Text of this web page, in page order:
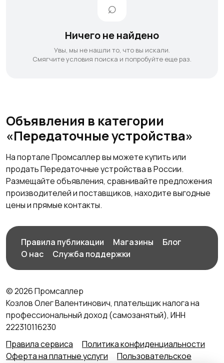
Ничего не найдено
Увы, мы не нашли то, что вы искали.
Смягчите условия поиска и попробуйте еще раз.
Объявления в категории
«Передаточные устройства»
На портале Промсаллер вы можете купить или
продать Передаточные устройства в России.
Размещайте объявления, сравнивайте предложения
производителей и поставщиков, находите выгодные
цены и прямые контакты.
Правила публикации Магазины
Блог
О нас
Служба поддержки
© 2026 Промсаллер
Козлов Олег Валентинович, плательщик налога на
профессиональный доход (самозанятый), ИНН
222310116230
Правила сервиса
Политика конфиденциальности
Оферта на платные услуги
Пользовательское